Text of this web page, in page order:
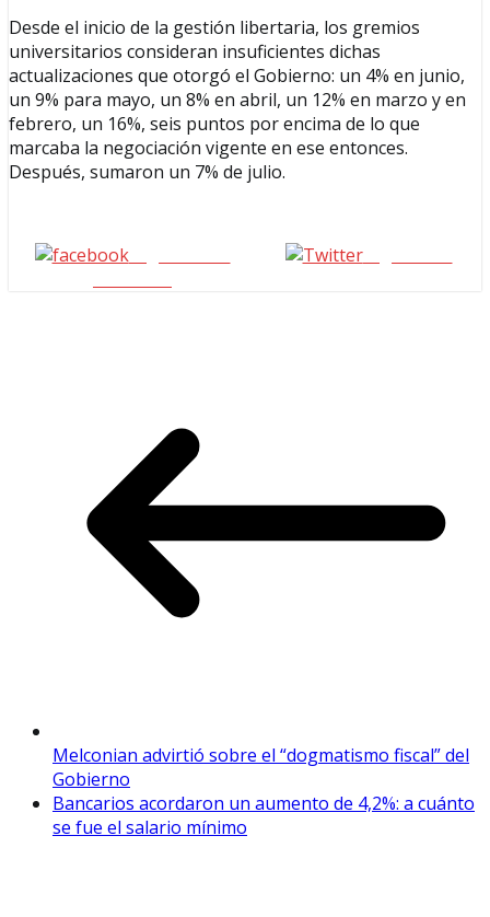
Desde el inicio de la gestión libertaria, los gremios
universitarios consideran insuficientes dichas
actualizaciones que otorgó el Gobierno: un 4% en junio,
un 9% para mayo, un 8% en abril, un 12% en marzo y en
febrero, un 16%, seis puntos por encima de lo que
marcaba la negociación vigente en ese entonces.
Después, sumaron un 7% de julio.
Seguinos en
seguinos X
Melconian advirtió sobre el “dogmatismo fiscal” del
Gobierno
Bancarios acordaron un aumento de 4,2%: a cuánto
se fue el salario mínimo